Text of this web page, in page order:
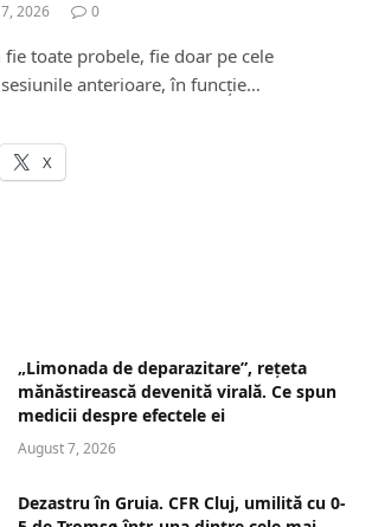
2026 0
toate probele, fie doar pe cele
anterioare, în funcție…
X
„Limonada de deparazitare”, rețeta
mănăstirească devenită virală. Ce spun
medicii despre efectele ei
August 7, 2026
Dezastru în Gruia. CFR Cluj, umilită cu 0-